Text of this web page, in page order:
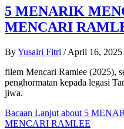
5 MENARIK
MENCARI
ByYusairi Fitri / April 16, 2025
filem Mencari Ramlee (2025),
penghormatan kepada legasi
jiwa.
Bacaan Lanjut about 5
MENCARI RAMLEE